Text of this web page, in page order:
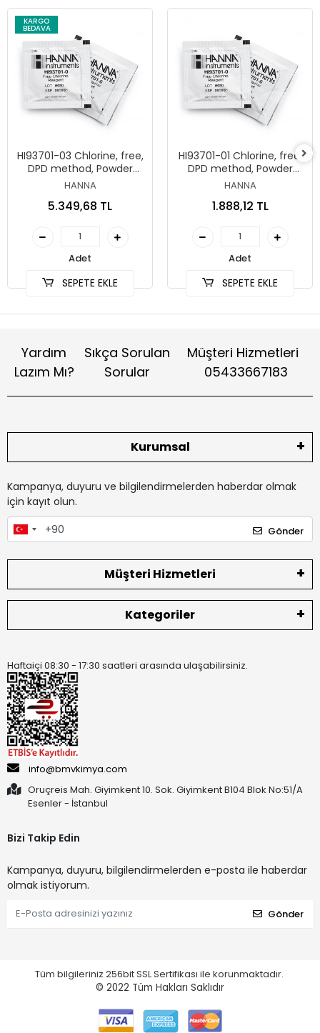
KARGO
BEDAVA
HI93701-03 Chlorine, free,
DPD method, Powder
reagent kit for 300 tests
HANNA
5.349,68 TL
Adet
SEPETE EKLE
HI93701-01 Chlorine, free,
DPD method, Powder
reagent kit for 100 tests
HANNA
1.888,12 TL
Adet
SEPETE EKLE
Yardım
Lazım Mı?
Sıkça Sorulan
Sorular
Müşteri Hizmetleri
05433667183
Kurumsal
Kampanya, duyuru ve bilgilendirmelerden haberdar olmak
için kayıt olun.
Gönder
Müşteri Hizmetleri
Kategoriler
Haftaiçi 08:30 - 17:30 saatleri arasında ulaşabilirsiniz.
info@bmvkimya.com
Oruçreis Mah. Giyimkent 10. Sok. Giyimkent B104 Blok No:51/A
Esenler - İstanbul
Bizi Takip Edin
Kampanya, duyuru, bilgilendirmelerden e-posta ile haberdar
olmak istiyorum.
Gönder
Tüm bilgileriniz 256bit SSL Sertifikası ile korunmaktadır.
© 2022 Tüm Hakları Saklıdır